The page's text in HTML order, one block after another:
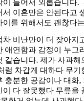
이 들어서 외롭습니다
서 이혼만은 안된다고
이를 위해서도 괜찮다
차 비난만이 더 잦아지
애연함과 감정이 누그
같습니다. 제가 사과해
럼 차갑게 대하다 무
충분한 공감이나 대화
이 다 잘못했다 무릎을